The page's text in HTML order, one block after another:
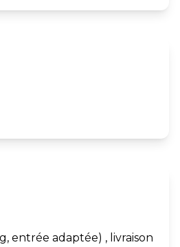
entrée adaptée) , livraison